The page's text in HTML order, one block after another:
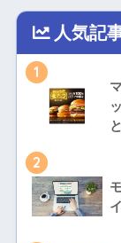
人気記
1
2